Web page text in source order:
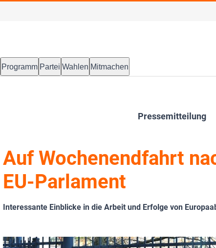
Programm Partei Wahlen Mitmachen
Pressemitteilung
Auf Wochenendfahrt
EU-Parlament
Interessante Einblicke in die Arbeit und Erfolge von